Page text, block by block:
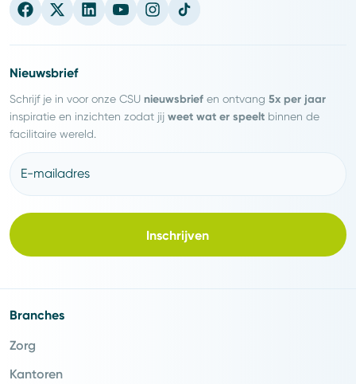
Nieuwsbrief
Schrijf je in voor onze CSU nieuwsbrief en ontvang 5x per jaar
inspiratie en inzichten zodat jij weet wat er speelt binnen de
facilitaire wereld.
E-mailadres
Inschrijven
Branches
Zorg
Kantoren